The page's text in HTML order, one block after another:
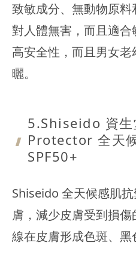
致敏成分、無動物原
對人體無害，而且適
高安全性，而且男女
曬。
5.Shiseido 資生
Protector 全天
SPF50+
Shiseido 全天候感肌
膚，減少皮膚受到損
線在皮膚形成色斑、黑